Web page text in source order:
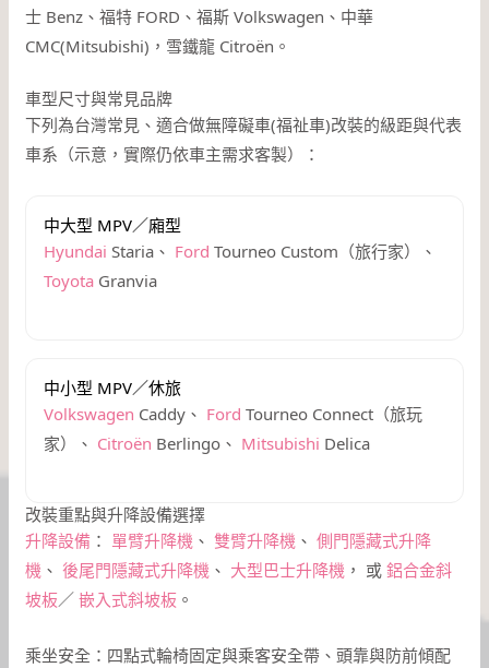
士 Benz、福特 FORD、福斯 Volkswagen、中華
CMC(Mitsubishi)，雪鐵龍 Citroën。
車型尺寸與常見品牌
下列為台灣常見、適合做無障礙車(福祉車)改裝的級距與代表
車系（示意，實際仍依車主需求客製）：
中大型 MPV／廂型
Hyundai Staria、 Ford Tourneo Custom（旅行家）、
Toyota Granvia
中小型 MPV／休旅
Volkswagen Caddy、 Ford Tourneo Connect（旅玩
家）、 Citroën Berlingo、 Mitsubishi Delica
改裝重點與升降設備選擇
升降設備 ： 單臂升降機 、雙臂升降機 、側門隱藏式升降
機 、後尾門隱藏式升降機 、 大型巴士升降機 ， 或鋁合金斜
坡板／嵌入式斜坡板 。
乘坐安全：四點式輪椅固定與乘客安全帶、頭靠與防前傾配